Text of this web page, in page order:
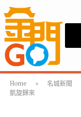
Home » 名城新聞
凱旋歸來